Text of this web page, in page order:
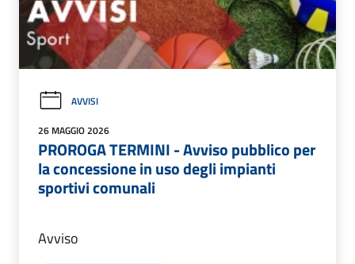
AVVISI
26 MAGGIO 2026
PROROGA TERMINI - Avviso pubblico per
la concessione in uso degli impianti
sportivi comunali
Avviso